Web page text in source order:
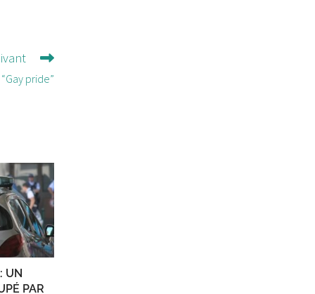
pride”
UN
PAR